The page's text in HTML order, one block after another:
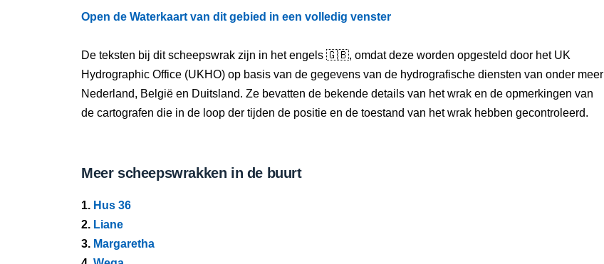
Open de Waterkaart van dit gebied in een volledig venster
De teksten bij dit scheepswrak zijn in het engels 🇬🇧, omdat deze worden opgesteld door het UK
Hydrographic Office (UKHO) op basis van de gegevens van de hydrografische diensten van onder meer
Nederland, België en Duitsland. Ze bevatten de bekende details van het wrak en de opmerkingen van
de cartografen die in de loop der tijden de positie en de toestand van het wrak hebben gecontroleerd.
Meer scheepswrakken in de buurt
1. Hus 36
2. Liane
3. Margaretha